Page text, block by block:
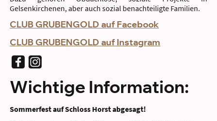
Gelsenkirchenen, aber auch sozial benachteiligte Familien.
CLUB GRUBENGOLD auf Facebook
CLUB GRUBENGOLD auf Instagram
Wichtige Information:
Sommerfest auf Schloss Horst abgesagt!